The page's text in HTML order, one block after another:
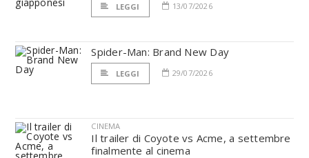
LEGGI 13/07/2026
Spider-Man: Brand New Day
LEGGI 29/07/2026
CINEMA
Il trailer di Coyote vs Acme, a settembre
finalmente al cinema